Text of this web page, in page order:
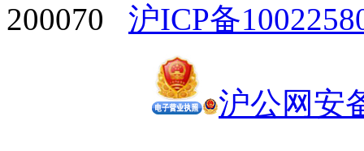
200070 沪ICP备
沪公网安